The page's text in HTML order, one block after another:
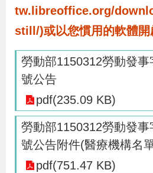
安
全
政
策
府
網
站
tw.libreoffice.org/
still/)或以您慣用的軟體開
勞動部1150312勞動發
號公告
pdf(235.09 KB)
勞動部1150312勞動發
號公告附件(醫療機構名
pdf(751.47 KB)